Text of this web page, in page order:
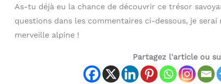
As-tu déjà eu la chance de découvrir ce trésor
questions dans les commentaires ci-dessous, je serai
merveille alpine !
Partagez l'article ou